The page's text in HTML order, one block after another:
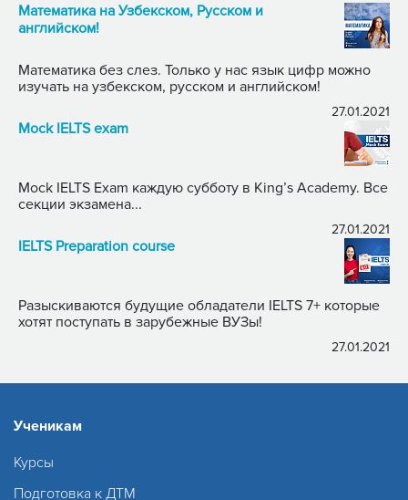
Математика на Узбекском, Русском и
английском!
Математика без слез. Только у нас язык цифр можно
изучать на узбекском, русском и английском!
27.01.2021
Mock IELTS exam
Mock IELTS Exam каждую субботу в King’s Academy. Все
секции экзамена...
27.01.2021
IELTS Preparation course
Разыскиваются будущие обладатели IELTS 7+ которые
хотят поступать в зарубежные ВУЗы!
27.01.2021
Ученикам
Курсы
Подготовка к ДТМ